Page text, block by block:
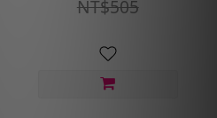
NT$505